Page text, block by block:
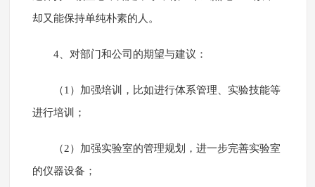
却又能保持单纯朴素的人。
4、对部门和公司的期望与建议：
（1）加强培训，比如进行体系管理、实验技能等
进行培训；
（2）加强实验室的管理规划，进一步完善实验室
的仪器设备；